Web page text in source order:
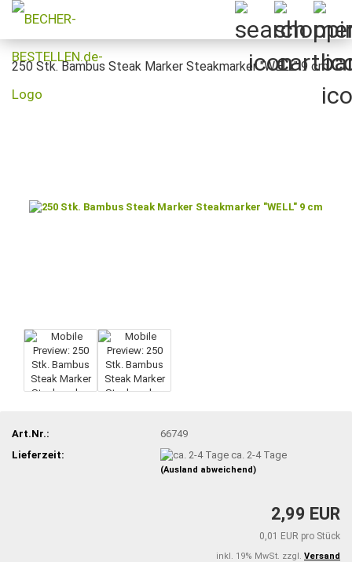
250 Stk. Bambus Steak Marker Steakmarker "WELL" 9 cm
Art.Nr.:
66749
Lieferzeit:
ca. 2-4 Tage
(Ausland abweichend)
2,99 EUR
0,01 EUR pro Stück
inkl. 19% MwSt. zzgl. Versand